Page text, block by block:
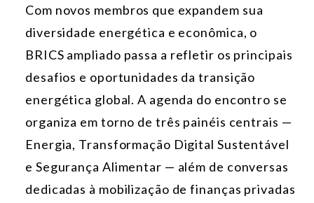
Com novos membros que expandem sua
diversidade energética e econômica, o
BRICS ampliado passa a refletir os principais
desafios e oportunidades da transição
energética global. A agenda do encontro se
organiza em torno de três painéis centrais —
Energia, Transformação Digital Sustentável
e Segurança Alimentar — além de conversas
dedicadas à mobilização de finanças privadas